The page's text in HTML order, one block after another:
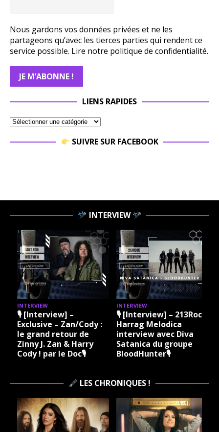
Nous gardons vos données privées et ne les
partageons qu’avec les tierces parties qui rendent ce
service possible. Lire notre politique de confidentialité.
LIENS RAPIDES
SUIVRE SUR FACEBOOK
INTERVIEW
INTERVIEW
🎙 [Interview] –
Exclusive – Zan/Cody :
le grand retour de
Zinny J. Zan & Harry
Cody ! par le Doc🎙
INTERVIEW
🎙 [Interview] – 213Rock
Harrag Melodica
interview avec Diva
Satanica du groupe
BloodHunter🎙
LES CHRONIQUES !